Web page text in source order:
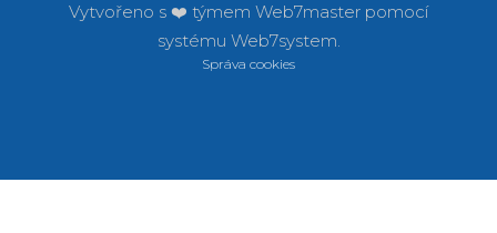
Vytvořeno s ❤️ týmem Web7master pomocí
systému Web7system.
Správa cookies